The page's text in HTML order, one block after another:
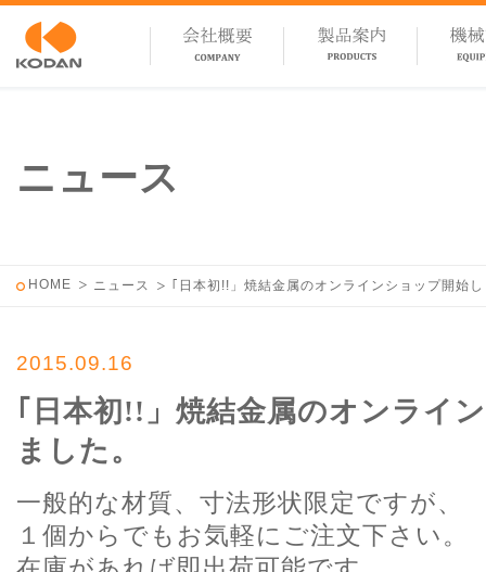
ニュース
HOME ニュース ｢日本初!!」焼結金属のオンラインショップ開始
2015.09.16
｢日本初!!」焼結金属のオンライ
ました。
一般的な材質、寸法形状限定ですが、
１個からでもお気軽にご注文下さい。